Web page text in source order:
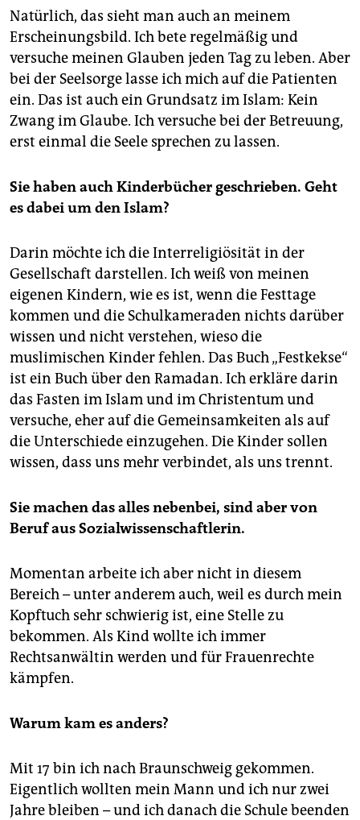
Natürlich, das sieht man auch an meinem
Erscheinungsbild. Ich bete regelmäßig und
versuche meinen Glauben jeden Tag zu leben. Aber
bei der Seelsorge lasse ich mich auf die Patienten
ein. Das ist auch ein Grundsatz im Islam: Kein
Zwang im Glaube. Ich versuche bei der Betreuung,
erst einmal die Seele sprechen zu lassen.
Sie haben auch Kinderbücher geschrieben. Geht
es dabei um den Islam?
Darin möchte ich die Interreligiösität in der
Gesellschaft darstellen. Ich weiß von meinen
eigenen Kindern, wie es ist, wenn die Festtage
kommen und die Schulkameraden nichts darüber
wissen und nicht verstehen, wieso die
muslimischen Kinder fehlen. Das Buch „Festkekse“
ist ein Buch über den Ramadan. Ich erkläre darin
das Fasten im Islam und im Christentum und
versuche, eher auf die Gemeinsamkeiten als auf
die Unterschiede einzugehen. Die Kinder sollen
wissen, dass uns mehr verbindet, als uns trennt.
Sie machen das alles nebenbei, sind aber von
Beruf aus Sozialwissenschaftlerin.
Momentan arbeite ich aber nicht in diesem
Bereich – unter anderem auch, weil es durch mein
Kopftuch sehr schwierig ist, eine Stelle zu
bekommen. Als Kind wollte ich immer
Rechtsanwältin werden und für Frauenrechte
kämpfen.
Warum kam es anders?
Mit 17 bin ich nach Braunschweig gekommen.
Eigentlich wollten mein Mann und ich nur zwei
Jahre bleiben – und ich danach die Schule beenden